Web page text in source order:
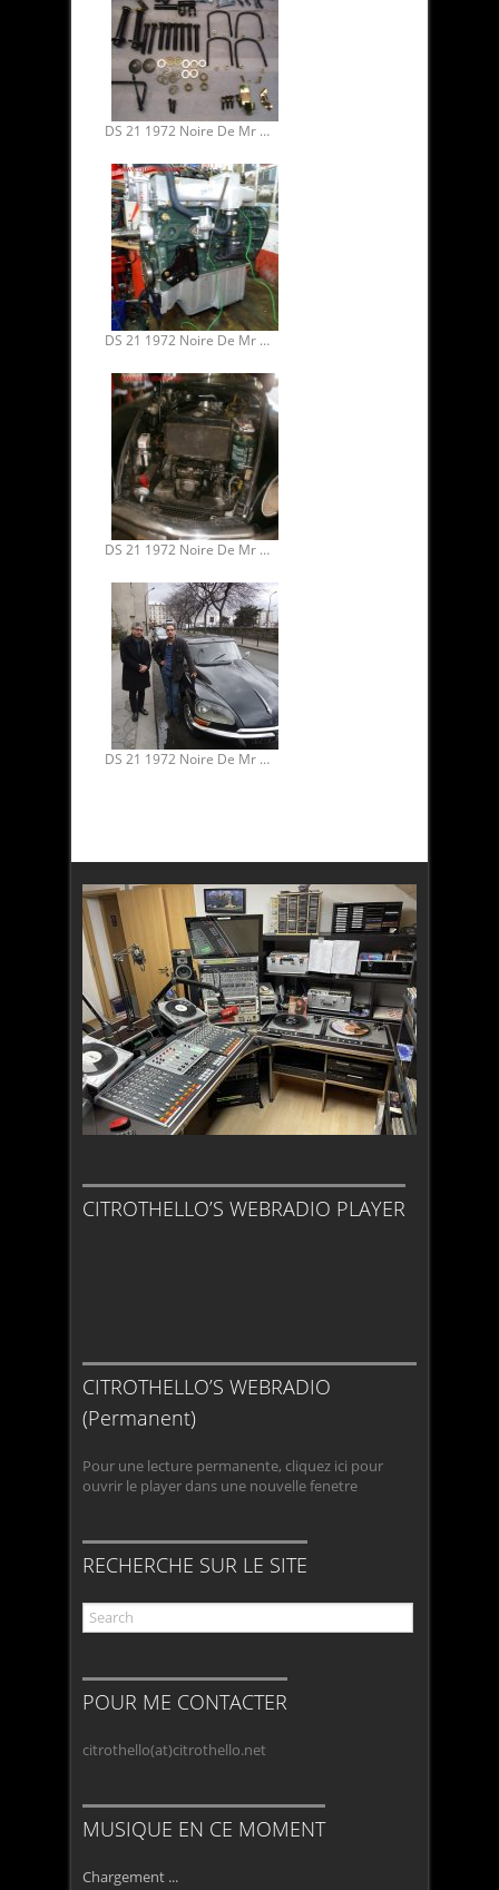
DS 21 1972 Noire De Mr Binh. Restauration mécanique 04.
DS 21 1972 Noire De Mr Binh. Restauration mécanique 03.
DS 21 1972 Noire De Mr Binh. Restauration mécanique 02.
DS 21 1972 Noire De Mr Binh. Restauration mécanique.
CITROTHELLO’S WEBRADIO PLAYER
CITROTHELLO’S WEBRADIO
(Permanent)
Pour une lecture permanente, cliquez ici pour
ouvrir le player dans une nouvelle fenetre
RECHERCHE SUR LE SITE
POUR ME CONTACTER
citrothello(at)citrothello.net
MUSIQUE EN CE MOMENT
Chargement ...